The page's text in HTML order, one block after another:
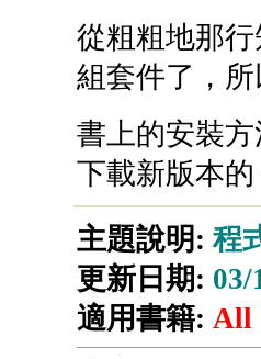
從粗粗地那
組套件了，
書上的安裝方
下載新版本
主題說明: 程
更新日期: 03/
適用書籍: All